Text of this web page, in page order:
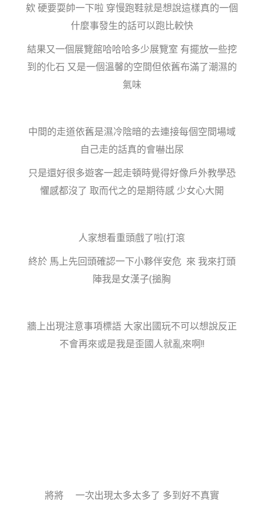
欸 硬要耍帥一下啦 穿慢跑鞋就是想說這樣真的一個
什麼事發生的話可以跑比較快
結果又一個展覽館哈哈哈多少展覽室 有擺放一些挖
到的化石 又是一個溫馨的空間但依舊布滿了潮濕的
氣味
中間的走道依舊是濕冷陰暗的去連接每個空間場域
自己走的話真的會嚇出尿
只是還好很多遊客一起走頓時覺得好像戶外教學恐
懼感都沒了 取而代之的是期待感 少女心大開
人家想看重頭戲了啦(打滾
終於 馬上先回頭確認一下小夥伴安危 來 我來打頭
陣我是女漢子(搥胸
牆上出現注意事項標語 大家出國玩不可以想說反正
不會再來或是我是歪國人就亂來啊!!
將將
一次出現太多太多了 多到好不真實